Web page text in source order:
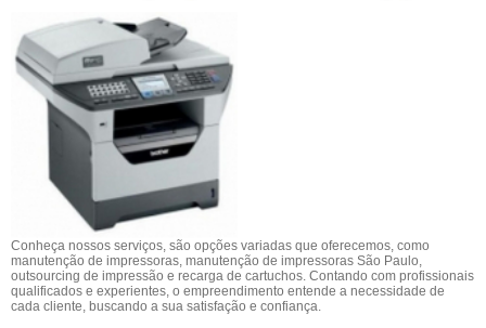
Conheça nossos serviços, são opções variadas que oferecemos, como
manutenção de impressoras, manutenção de impressoras São Paulo,
outsourcing de impressão e recarga de cartuchos. Contando com profissionais
qualificados e experientes, o empreendimento entende a necessidade de
cada cliente, buscando a sua satisfação e confiança.